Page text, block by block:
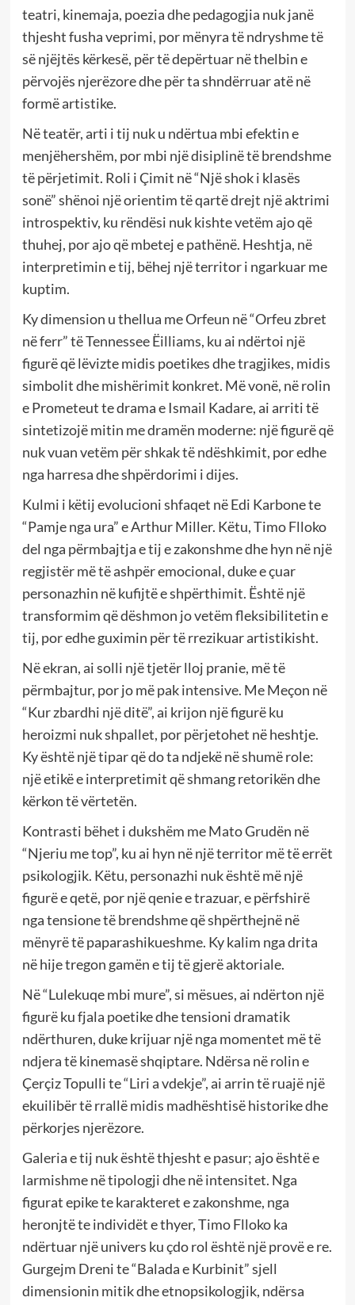
teatri, kinemaja, poezia dhe pedagogjia nuk janë
thjesht fusha veprimi, por mënyra të ndryshme të
së njëjtës kërkesë, për të depërtuar në thelbin e
përvojës njerëzore dhe për ta shndërruar atë në
formë artistike.
Në teatër, arti i tij nuk u ndërtua mbi efektin e
menjëhershëm, por mbi një disiplinë të brendshme
të përjetimit. Roli i Çimit në “Një shok i klasës
sonë” shënoi një orientim të qartë drejt një aktrimi
introspektiv, ku rëndësi nuk kishte vetëm ajo që
thuhej, por ajo që mbetej e pathënë. Heshtja, në
interpretimin e tij, bëhej një territor i ngarkuar me
kuptim.
Ky dimension u thellua me Orfeun në “Orfeu zbret
në ferr” të Tennessee Ëilliams, ku ai ndërtoi një
figurë që lëvizte midis poetikes dhe tragjikes, midis
simbolit dhe mishërimit konkret. Më vonë, në rolin
e Prometeut te drama e Ismail Kadare, ai arriti të
sintetizojë mitin me dramën moderne: një figurë që
nuk vuan vetëm për shkak të ndëshkimit, por edhe
nga harresa dhe shpërdorimi i dijes.
Kulmi i këtij evolucioni shfaqet në Edi Karbone te
“Pamje nga ura” e Arthur Miller. Këtu, Timo Flloko
del nga përmbajtja e tij e zakonshme dhe hyn në një
regjistër më të ashpër emocional, duke e çuar
personazhin në kufijtë e shpërthimit. Është një
transformim që dëshmon jo vetëm fleksibilitetin e
tij, por edhe guximin për të rrezikuar artistikisht.
Në ekran, ai solli një tjetër lloj pranie, më të
përmbajtur, por jo më pak intensive. Me Meçon në
“Kur zbardhi një ditë”, ai krijon një figurë ku
heroizmi nuk shpallet, por përjetohet në heshtje.
Ky është një tipar që do ta ndjekë në shumë role:
një etikë e interpretimit që shmang retorikën dhe
kërkon të vërtetën.
Kontrasti bëhet i dukshëm me Mato Grudën në
“Njeriu me top”, ku ai hyn në një territor më të errët
psikologjik. Këtu, personazhi nuk është më një
figurë e qetë, por një qenie e trazuar, e përfshirë
nga tensione të brendshme që shpërthejnë në
mënyrë të paparashikueshme. Ky kalim nga drita
në hije tregon gamën e tij të gjerë aktoriale.
Në “Lulekuqe mbi mure”, si mësues, ai ndërton një
figurë ku fjala poetike dhe tensioni dramatik
ndërthuren, duke krijuar një nga momentet më të
ndjera të kinemasë shqiptare. Ndërsa në rolin e
Çerçiz Topulli te “Liri a vdekje”, ai arrin të ruajë një
ekuilibër të rrallë midis madhështisë historike dhe
përkorjes njerëzore.
Galeria e tij nuk është thjesht e pasur; ajo është e
larmishme në tipologji dhe në intensitet. Nga
figurat epike te karakteret e zakonshme, nga
heronjtë te individët e thyer, Timo Flloko ka
ndërtuar një univers ku çdo rol është një provë e re.
Gurgejm Dreni te “Balada e Kurbinit” sjell
dimensionin mitik dhe etnopsikologjik, ndërsa